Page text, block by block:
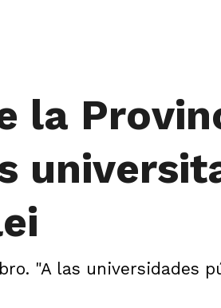
la
"A las universidades